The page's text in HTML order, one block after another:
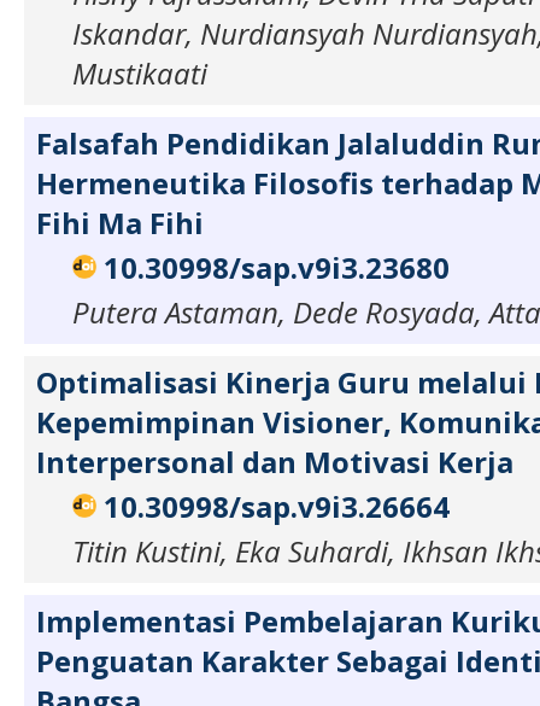
Iskandar, Nurdiansyah
Mustikaati
Falsafah Pendidikan Jalaluddin
Hermeneutika Filosofis terhadap
Fihi Ma Fihi
10.30998/sap.v9i3.23680
Putera Astaman, Dede Rosyada,
Optimalisasi Kinerja Guru melalui
Kepemimpinan Visioner,
Interpersonal dan Motivasi Kerja
10.30998/sap.v9i3.26664
Titin Kustini, Eka Suhardi, Ikhsan
Implementasi Pembelajaran
Penguatan Karakter Sebagai